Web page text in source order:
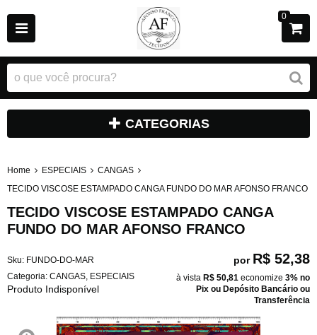
0
CATEGORIAS
Home ESPECIAIS
CANGAS
TECIDO VISCOSE ESTAMPADO CANGA FUNDO DO MAR AFONSO FRANCO
TECIDO VISCOSE ESTAMPADO CANGA
FUNDO DO MAR AFONSO FRANCO
Sku: FUNDO-DO-MAR
Categoria: CANGAS ESPECIAIS
Produto Indisponível
por R$ 52,38
à vista R$ 50,81 economize 3% no
Pix ou Depósito Bancário ou
Transferência